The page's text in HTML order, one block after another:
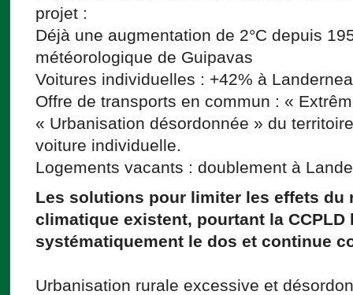
projet :
Déjà une augmentation de 2°C depuis
météorologique de Guipavas
Voitures individuelles : +42% à
Offre de transports en commun : «
« Urbanisation désordonnée » du
voiture individuelle.
Logements vacants : doublement à
Les solutions pour limiter les effets du
climatique existent, pourtant la CCPLD
systématiquement le dos et continue
Urbanisation rurale excessive et